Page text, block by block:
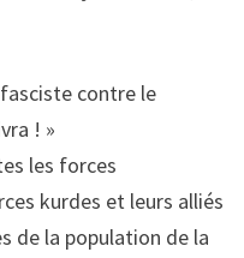
contre le
! »
les forces
kurdes et leurs alliés
de la population de la